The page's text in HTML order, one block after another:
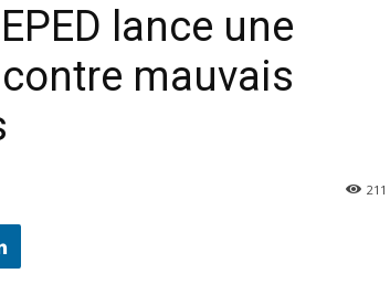
lance une
mauvais
211